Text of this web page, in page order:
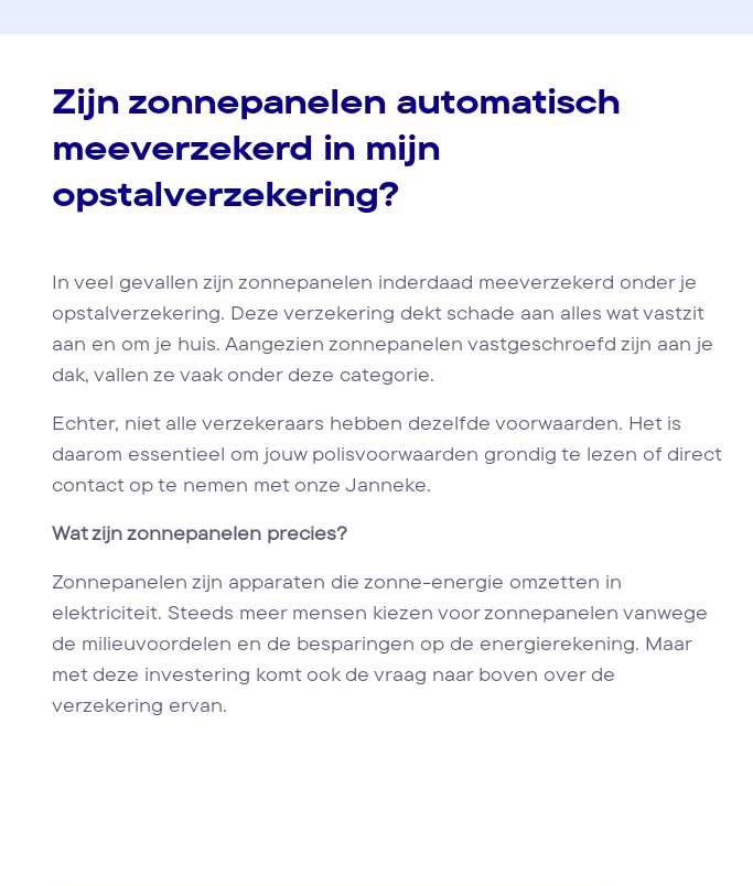
Zijn zonnepanelen automatisch
meeverzekerd in mijn
opstalverzekering?
In veel gevallen zijn zonnepanelen inderdaad meeverzekerd onder je
opstalverzekering. Deze verzekering dekt schade aan alles wat vastzit
aan en om je huis. Aangezien zonnepanelen vastgeschroefd zijn aan je
dak, vallen ze vaak onder deze categorie.
Echter, niet alle verzekeraars hebben dezelfde voorwaarden. Het is
daarom essentieel om jouw polisvoorwaarden grondig te lezen of direct
contact op te nemen met onze Janneke.
Wat zijn zonnepanelen precies?
Zonnepanelen zijn apparaten die zonne-energie omzetten in
elektriciteit. Steeds meer mensen kiezen voor zonnepanelen vanwege
de milieuvoordelen en de besparingen op de energierekening. Maar
met deze investering komt ook de vraag naar boven over de
verzekering ervan.